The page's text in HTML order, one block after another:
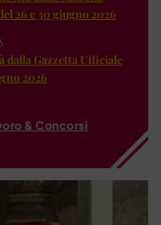
26 e 30 giugno 2026
dalla Gazzetta Ufficiale
2026
& Concorsi